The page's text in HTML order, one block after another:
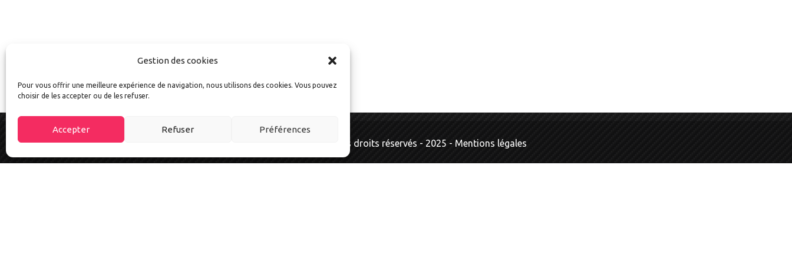
Gestion des cookies
Pour vous offrir une meilleure expérience de navigation, nous utilisons des cookies. Vous pouvez
choisir de les accepter ou de les refuser.
Accepter Refuser Préférences
AutoExpo.fr © Tous droits réservés - 2025 - Mentions légales